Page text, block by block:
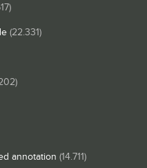
(22.331)
annotation (14.711)